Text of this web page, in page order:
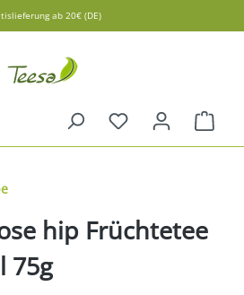
ab 20€ (DE)
hip Früchtetee
75g